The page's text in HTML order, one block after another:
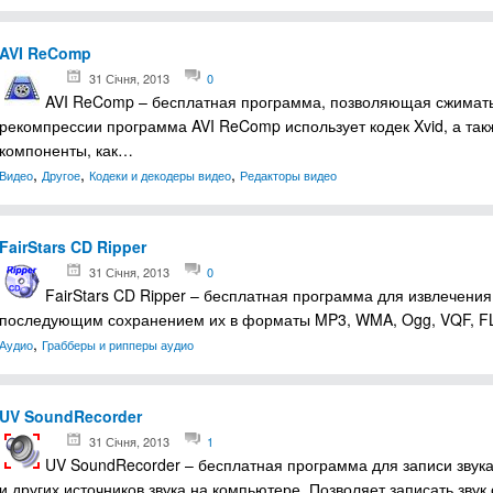
AVI ReComp
31 Січня, 2013 0
AVI ReComp – бесплатная программа, позволяющая
рекомпрессии программа AVI ReComp использует кодек Xvid, а
компоненты, как…
Видео, Другое, Кодеки и декодеры видео, Редакторы видео
FairStars CD Ripper
31 Січня, 2013 0
FairStars CD Ripper – бесплатная программа для
последующим сохранением их в форматы MP3, WMA, Ogg, VQF,
Аудио, Грабберы и рипперы аудио
UV SoundRecorder
31 Січня, 2013 1
UV SoundRecorder – бесплатная программа для записи
и других источников звука на компьютере. Позволяет записать